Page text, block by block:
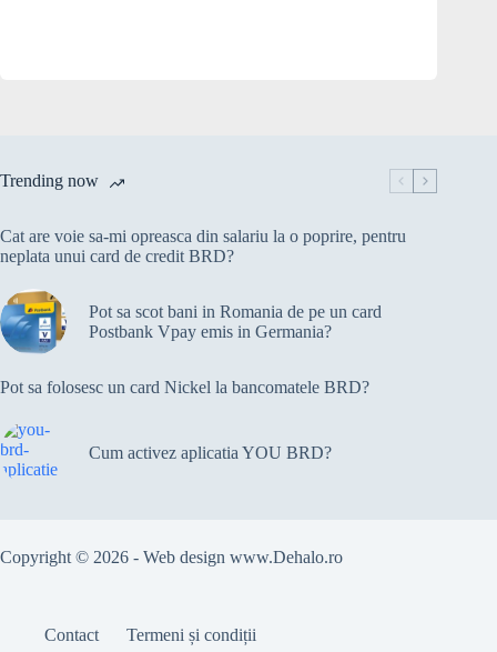
Trending now
Cat are voie sa-mi opreasca din salariu la o poprire, pentru
neplata unui card de credit BRD?
Pot sa scot bani in Romania de pe un card
Postbank Vpay emis in Germania?
Pot sa folosesc un card Nickel la bancomatele BRD?
Cum activez aplicatia YOU BRD?
Copyright © 2026 - Web design www.Dehalo.ro
Contact Termeni și condiții